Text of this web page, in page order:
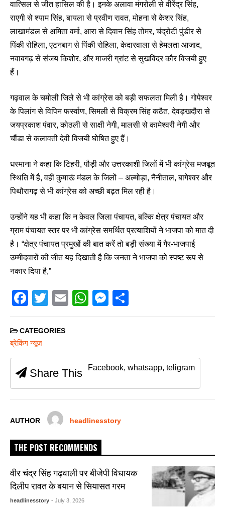
वात्सिल से जीत हासिल की है। इनके अलावा मंगरोली से वीरेंद्र सिंह,
राएगी से श्याम सिंह, बायला से प्रवीण रावत, मोहना से केशर सिंह,
लाखामंडल से अमिता वर्मा, आरा से दिवान सिंह तोमर, चंद्रोटी पुंडीर से
पिंकी रोहिला, एटनबाग से पिंकी रोहिला, केदारवाला से हेमलता आजाद,
नवाबगढ़ से संजय किशोर, और माजरी ग्रांट से सुखविंदर कौर विजयी हुए
हैं।
गढ़वाल के चमोली जिले से भी कांग्रेस को बड़ी सफलता मिली है। गोपेश्वर
के पिलांग से विपिन फर्स्वाण, सिमली से विक्रम सिंह कठैत, देवड़खदौरा से
जयप्रकाश पंवार, कोठली से साक्षी नेगी, मालसी से कामेश्वरी नेगी और
चौंडा से कलावती देवी विजयी घोषित हुए हैं।
धस्माना ने कहा कि टिहरी, पौड़ी और उत्तरकाशी जिलों में भी कांग्रेस मजबूत
स्थिति में है, वहीं कुमाऊं मंडल के जिलों – अल्मोड़ा, नैनीताल, बागेश्वर और
पिथौरागढ़ से भी कांग्रेस को अच्छी बढ़त मिल रही है।
उन्होंने यह भी कहा कि न केवल जिला पंचायत, बल्कि क्षेत्र पंचायत और
ग्राम पंचायत स्तर पर भी कांग्रेस समर्थित प्रत्याशियों ने भाजपा को मात दी
है। “क्षेत्र पंचायत प्रमुखों की बात करें तो बड़ी संख्या में गैर-भाजपाई
उम्मीदवारों की जीत यह दिखाती है कि जनता ने भाजपा को स्पष्ट रूप से
नकार दिया है,”
F
a
c
e
b
o
o
T
wi
tt
E
m
W
h
A
p
M
e
n
er
h
CATEGORIES
ब्रेकिंग न्यूज़
Share This Facebook, whatsapp, teligram
AUTHOR headlinesstory
THE POST RECOMMENDS
वीर चंद्र सिंह गढ़वाली पर बीजेपी विधायक
दिलीप रावत के बयान से सियासत गरम
headlinesstory - July 3, 2026